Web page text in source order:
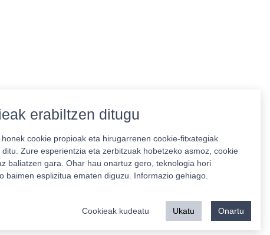
erabiltzen ditugu
cookie propioak eta hirugarrenen cookie-fitxategiak
ditu. Zure esperientzia eta zerbitzuak hobetzeko asmoz, cookie
baliatzen gara. Ohar hau onartuz gero, teknologia hori
baimen esplizitua ematen diguzu. Informazio gehiago.
Cookieak kudeatu Ukatu Onartu